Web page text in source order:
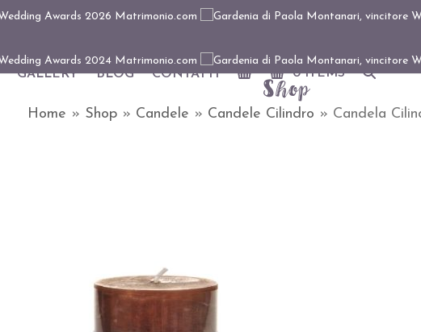
GALLERY BLOG CONTATTI 0 ITEMS
Shop
Home » Shop» Candele » Candele Cilindro » Candela